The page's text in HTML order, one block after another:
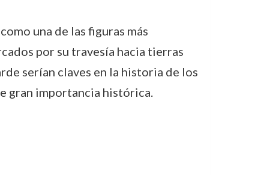
una de las figuras más
por su travesía hacia tierras
serían claves en la historia de los
gran importancia histórica.